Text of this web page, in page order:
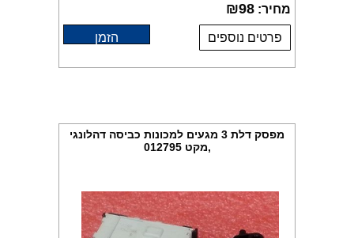
מחיר: ₪98
פרטים נוספים הזמן
מפסק דלת 3 מגעים למכונות כביסה דהלונגי
,מקט 012795